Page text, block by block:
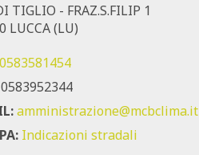
TIGLIO - FRAZ.S.FILIP 1
LUCCA (LU)
0583581454
0583952344
amministrazione@mcbclima.it
Indicazioni stradali